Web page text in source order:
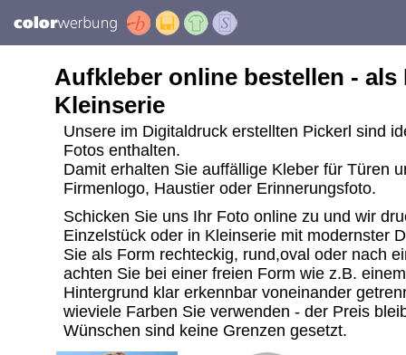
Aufkleber online bestellen -
Kleinserie
Unsere im Digitaldruck erstellten Pickerl sind
Fotos enthalten.
Damit erhalten Sie auffällige Kleber für Türen
Firmenlogo, Haustier oder Erinnerungsfoto.
Schicken Sie uns Ihr Foto online zu und wir
Einzelstück oder in Kleinserie mit modernster
Sie als Form rechteckig, rund,oval oder nach
achten Sie bei einer freien Form wie z.B.
Hintergrund klar erkennbar voneinander
wieviele Farben Sie verwenden - der Preis
Wünschen sind keine Grenzen gesetzt.